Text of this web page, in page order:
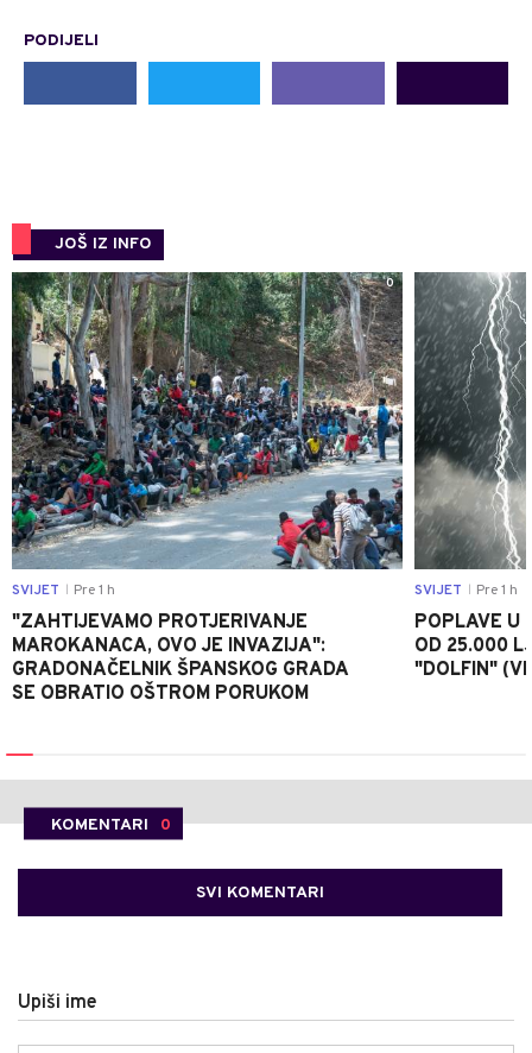
PODIJELI
JOŠ IZ INFO
0
SVIJET Pre 1 h
"ZAHTIJEVAMO PROTJERIVANJE
MAROKANACA, OVO JE INVAZIJA":
GRADONAČELNIK ŠPANSKOG GRADA
SE OBRATIO OŠTROM PORUKOM
SVIJET Pre 1 h
POPLAVE U
OD 25.000
"DOLFIN"
KOMENTARI 0
SVI KOMENTARI
Upiši ime